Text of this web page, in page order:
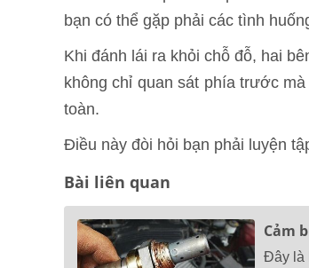
bạn có thể gặp phải các tình
Khi đánh lái ra khỏi chỗ đỗ, hai
không chỉ quan sát phía trước
toàn.
Điều này đòi hỏi bạn phải luyện
Bài liên quan
Cảm
Đây là